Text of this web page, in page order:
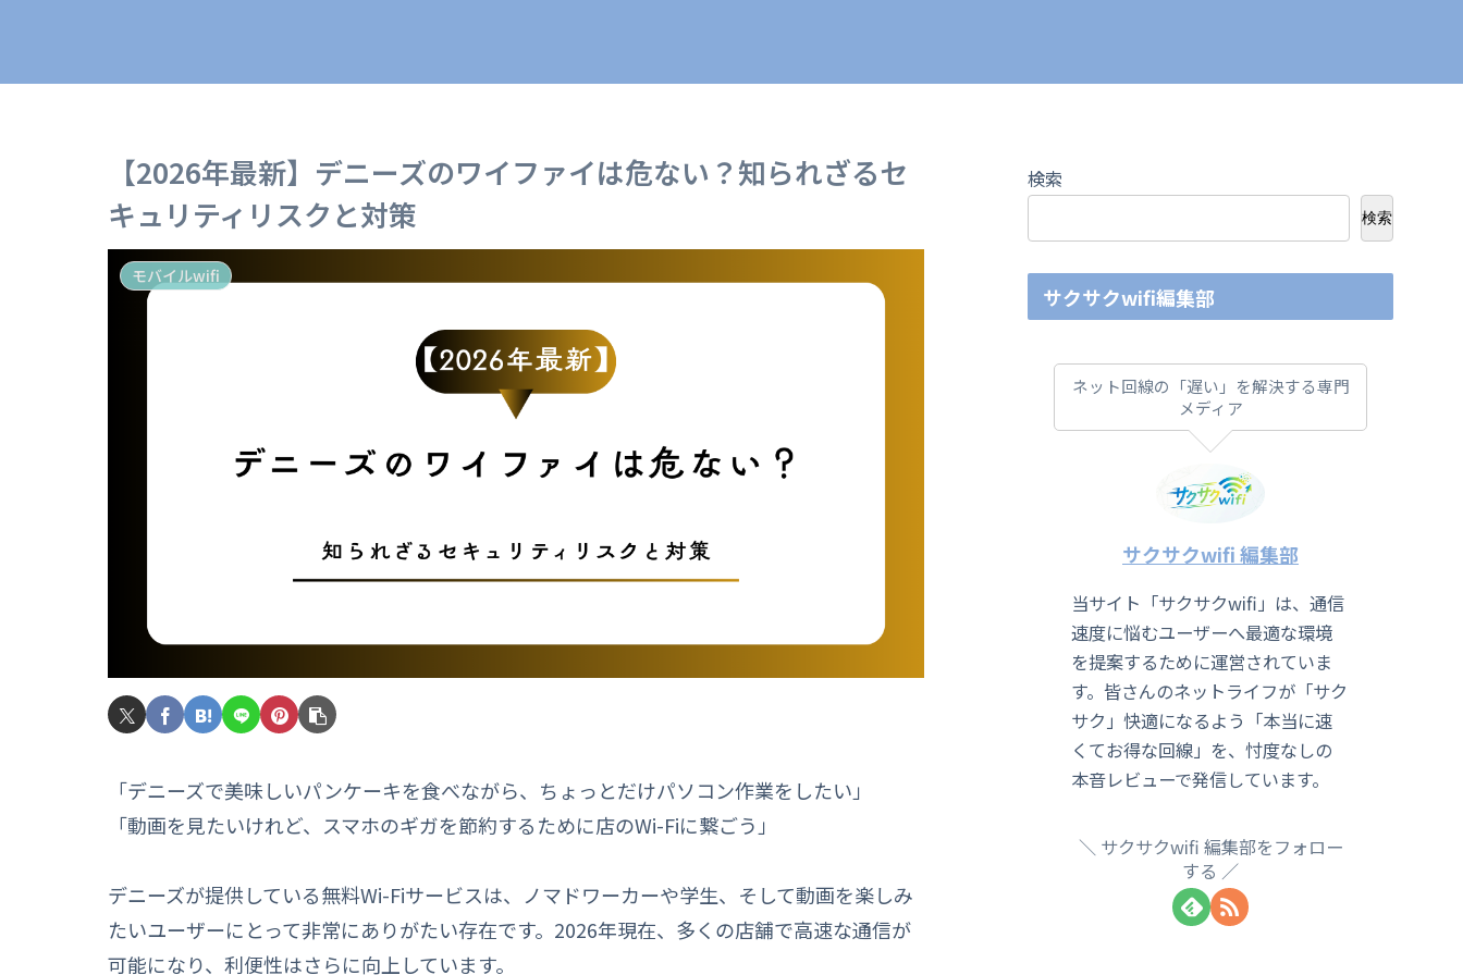
【2026年最新】デニーズのワイファイは危ない？知られざるセ
キュリティリスクと対策
モバイルwifi
「デニーズで美味しいパンケーキを食べながら、ちょっとだけパソコン作業をしたい」
「動画を見たいけれど、スマホのギガを節約するために店のWi-Fiに繋ごう」
デニーズが提供している無料Wi-Fiサービスは、ノマドワーカーや学生、そして動画を楽しみ
たいユーザーにとって非常にありがたい存在です。2026年現在、多くの店舗で高速な通信が
可能になり、利便性はさらに向上しています。
検索
検索
サクサクwifi編集部
ネット回線の「遅い」を解決する専門
メディア
サクサクwifi 編集部
当サイト「サクサクwifi」は、通信
速度に悩むユーザーへ最適な環境
を提案するために運営されていま
す。皆さんのネットライフが「サク
サク」快適になるよう「本当に速
くてお得な回線」を、忖度なしの
本音レビューで発信しています。
サクサクwifi 編集部をフォロー
する